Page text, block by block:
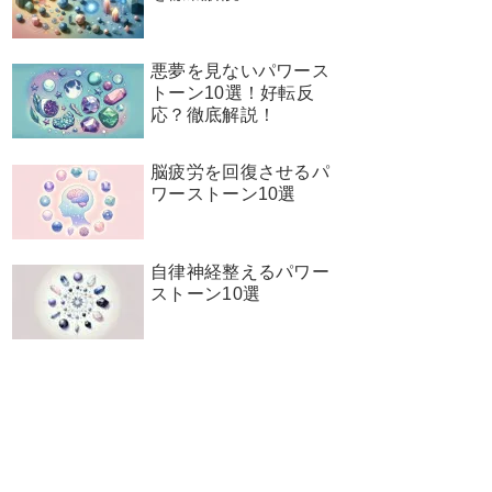
悪夢を見ないパワース
トーン10選！好転反
応？徹底解説！
脳疲労を回復させるパ
ワーストーン10選
自律神経整えるパワー
ストーン10選